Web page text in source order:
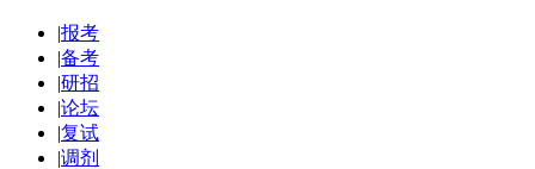
|报考
|备考
|研招
|论坛
|复试
|调剂